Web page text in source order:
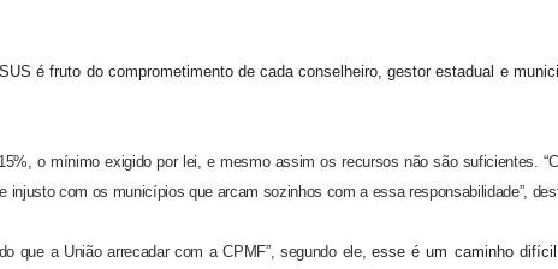
é fruto do comprometimento de cada conselheiro, gestor estadual e
com os municípios que arcam sozinhos com a essa responsabilidade”,
que a União arrecadar com a CPMF”, segundo ele,esse é um caminho